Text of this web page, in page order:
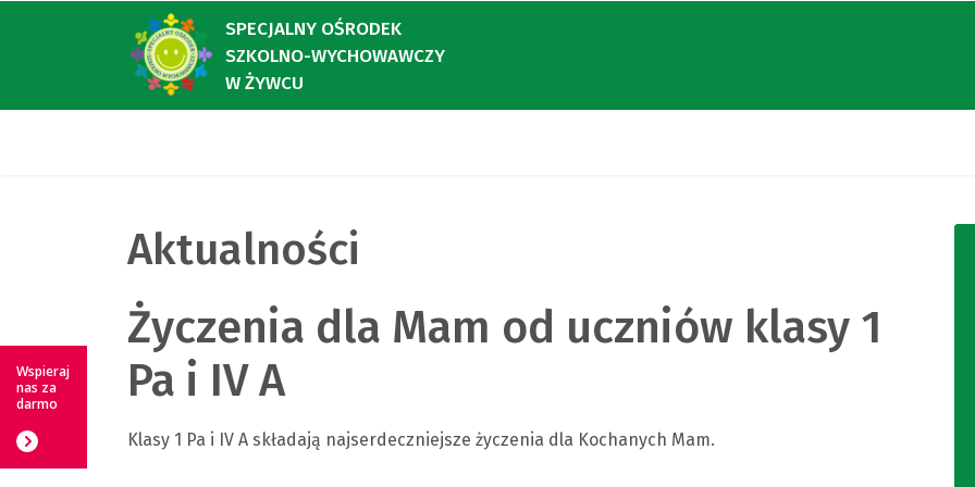
SPECJALNY OŚRODEK
SZKOLNO-WYCHOWAWCZY
W ŻYWCU
Aktualności
Życzenia dla Mam od uczniów klasy 1
Pa i IV A
Klasy 1 Pa i IV A składają najserdeczniejsze życzenia dla Kochanych Mam.
Wspieraj
nas za
darmo